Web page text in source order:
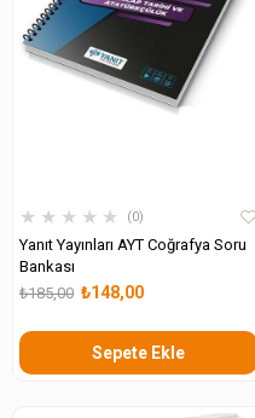
★ ★ ★ ★ ★ 0
Yanıt Yayınları AYT Coğrafya Soru
Bankası
₺148,00
₺185,00
Sepete Ekle